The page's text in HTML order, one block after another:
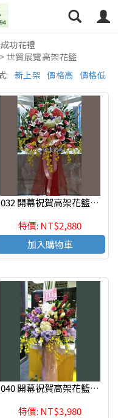
搜尋
功花禮
世貿展覽高架花籃
價格低
價格高
新上架
:
G032 開幕祝賀高架花籃、開幕藝術花籃 慶祝榮陞、開幕喬遷(一個)
特價: NT$2,880
加入購物車
G040 開幕祝賀高架花籃、開幕藝術花籃 慶祝榮陞、開幕喬遷(一個)
特價: NT$3,980